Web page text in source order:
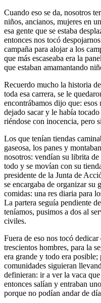
Cuando eso se da, nosotros
niños, ancianos, mujeres en
esa gente que se estaba
entonces nos tocó
campaña para alojar a los
que más escaseaba era la
que estaban amamantando
Recuerdo mucho la historia
toda esa carrera, se le
encontrábamos dijo que:
dejado sacar y le había
riéndose con inocencia, pero
Los que tenían tiendas
gaseosa, los panes y
nosotros: vendían su librita
todo y se movían con su
presidente de la Junta de
se encargaba de organizar su
comidas: una res diaria para
La partera seguía pendiente
teníamos, pusimos a dos al
civiles.
Fuera de eso nos tocó
trescientos hombres, para la
era grande y todo era posible;
comunidades siguieran
definieran: ir a ver la vaca
entonces salían y entraban
porque no podían andar de